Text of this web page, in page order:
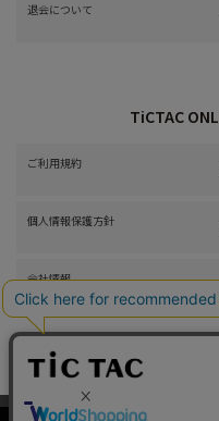
退会について
TiCTAC
ご利用規約
個人情報保護方針
会社情報